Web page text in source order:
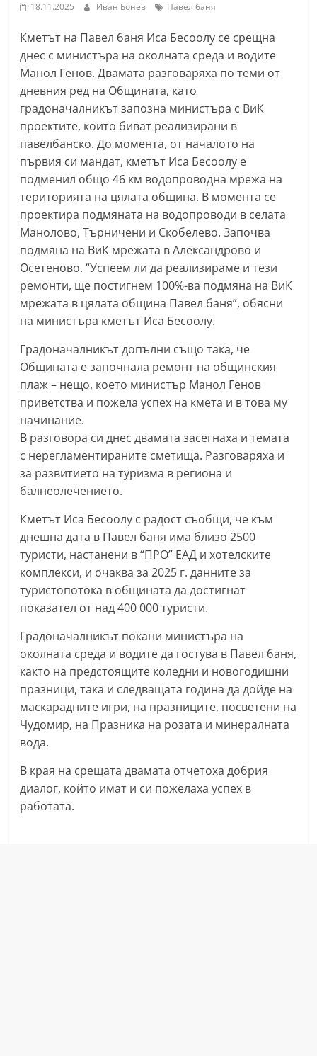
л
а
с
т
С
а
р
а
З
а
г
о
а
k
a
z
n
l
a
k
.
i
n
f
o
,
k
a
z
a
n
l
k
-
18.11.2025 Иван Бонев Павел баня
Кметът на Павел баня Иса Бесоолу се срещна
днес с министъра на околната среда и водите
Манол Генов. Двамата разговаряха по теми от
дневния ред на Общината, като
градоначалникът запозна министъра с ВиК
проектите, които биват реализирани в
павелбанско. До момента, от началото на
първия си мандат, кметът Иса Бесоолу е
подменил общо 46 км водопроводна мрежа на
територията на цялата община. В момента се
проектира подмяната на водопроводи в селата
Манолово, Търничени и Скобелево. Започва
подмяна на ВиК мрежата в Александрово и
Осетеново. “Успеем ли да реализираме и тези
ремонти, ще постигнем 100%-ва подмяна на ВиК
мрежата в цялата община Павел баня”, обясни
на министъра кметът Иса Бесоолу.
Градоначалникът допълни също така, че
Общината е започнала ремонт на общинския
плаж – нещо, което министър Манол Генов
приветства и пожела успех на кмета и в това му
начинание.
В разговора си днес двамата засегнаха и темата
с нерегламентираните сметища. Разговаряха и
за развитието на туризма в региона и
балнеолечението.
Кметът Иса Бесоолу с радост съобщи, че към
днешна дата в Павел баня има близо 2500
туристи, настанени в “ПРО” ЕАД и хотелските
комплекси, и очаква за 2025 г. данните за
туристопотока в общината да достигнат
показател от над 400 000 туристи.
Градоначалникът покани министъра на
околната среда и водите да гостува в Павел баня,
както на предстоящите коледни и новогодишни
празници, така и следващата година да дойде на
маскарадните игри, на празниците, посветени на
Чудомир, на Празника на розата и минералната
вода.
В края на срещата двамата отчетоха добрия
диалог, който имат и си пожелаха успех в
работата.